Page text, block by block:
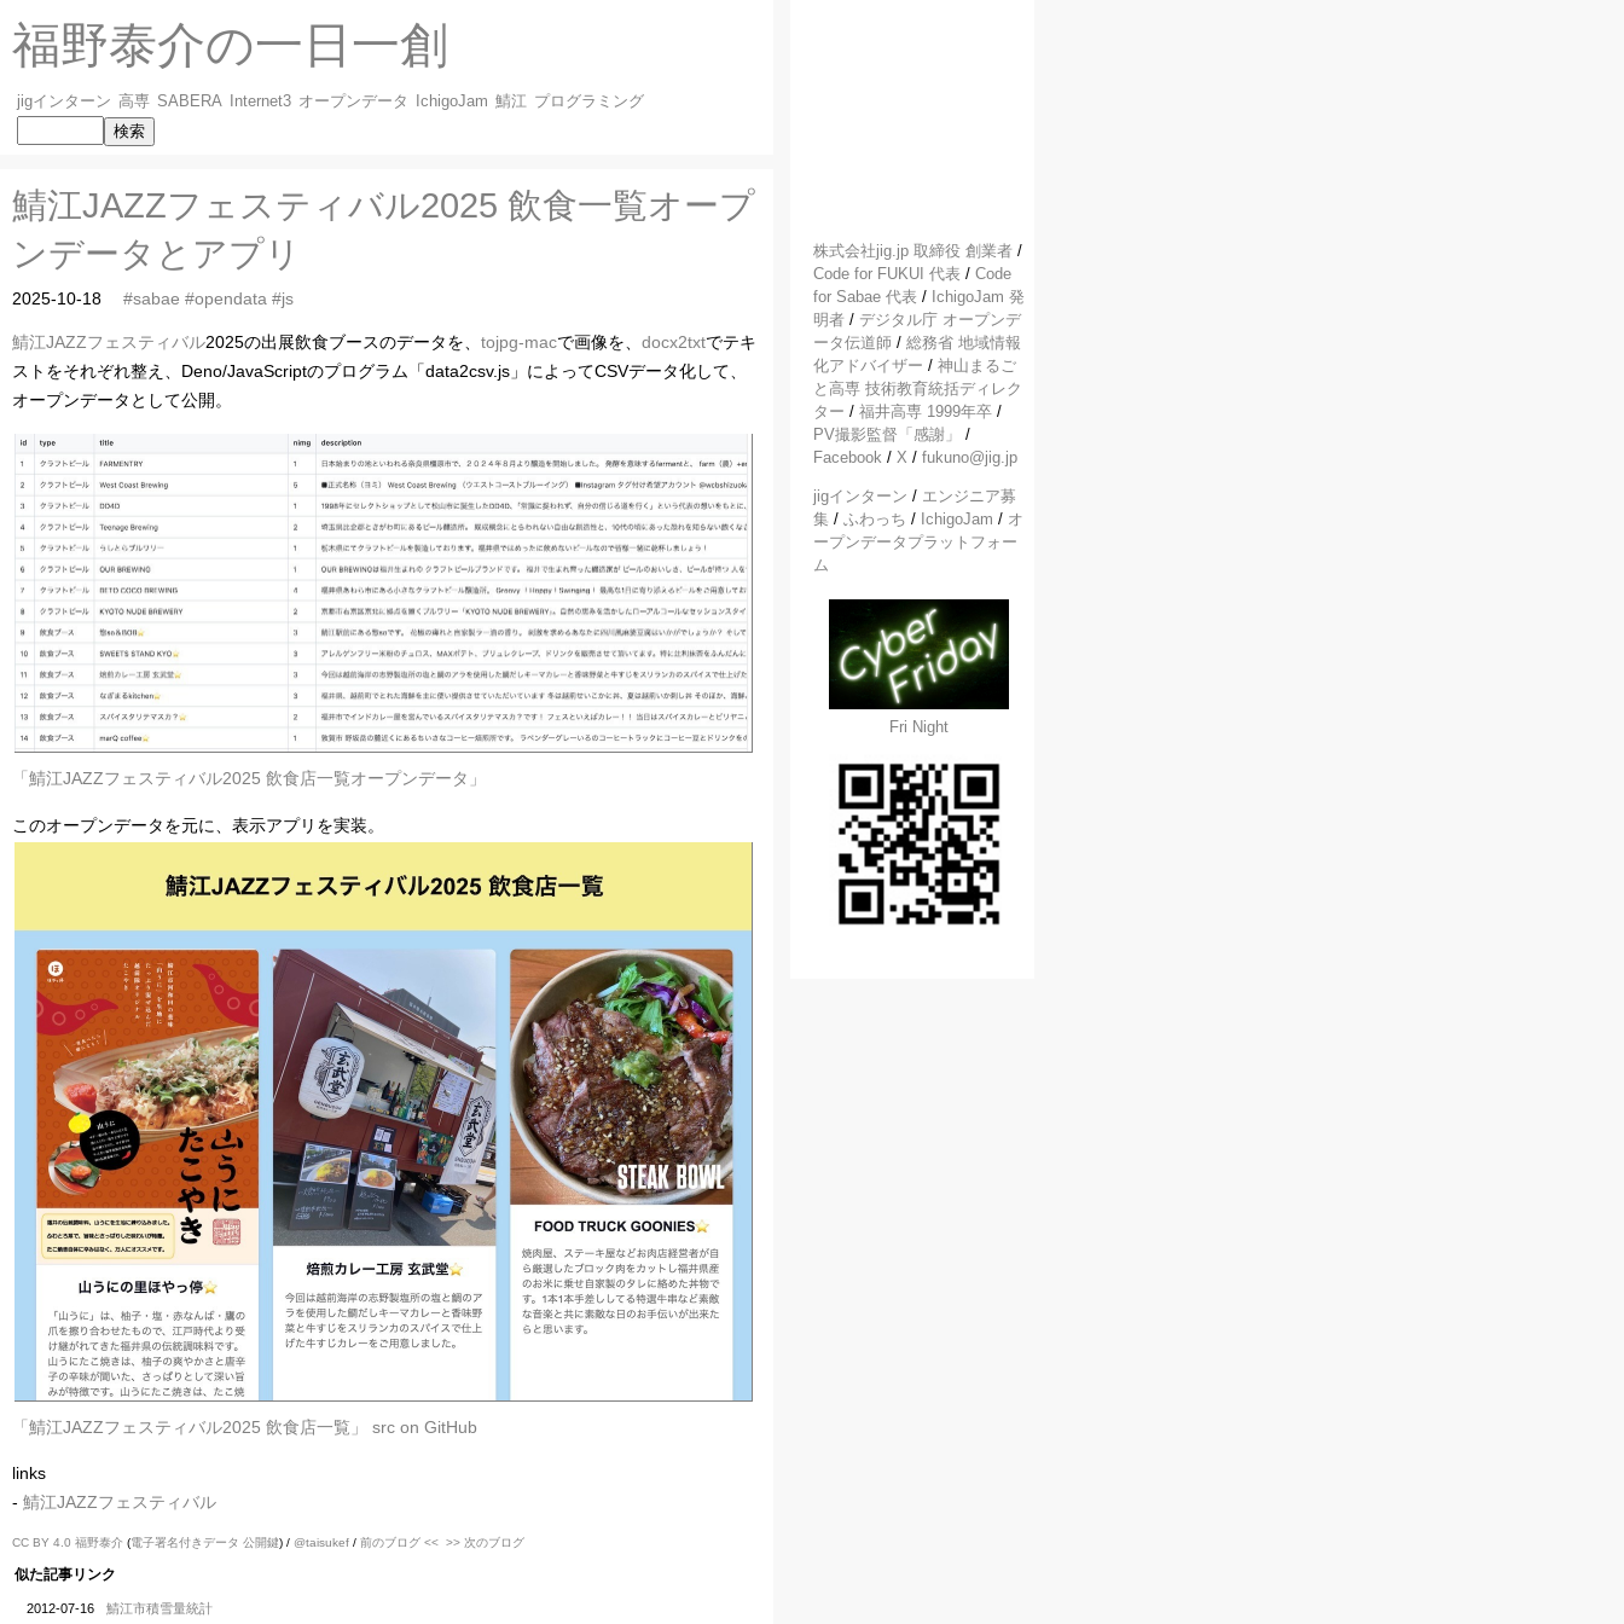
福野泰介の一日一創
jigインターン 高専 SABERA Internet3 オープンデータ IchigoJam 鯖江 プログラミング
鯖江JAZZフェスティバル2025 飲食一覧オープ
ンデータとアプリ
2025-10-18 #sabae #opendata #js
鯖江JAZZフェスティバル2025の出展飲食ブースのデータを、 tojpg-macで画像を、 docx2txtでテキ
ストをそれぞれ整え、Deno/JavaScriptのプログラム「data2csv.js」によってCSVデータ化して、
オープンデータとして公開。
「鯖江JAZZフェスティバル2025 飲食店一覧オープンデータ」
このオープンデータを元に、表示アプリを実装。
「鯖江JAZZフェスティバル2025 飲食店一覧」 src on GitHub
links
- 鯖江JAZZフェスティバル
CC BY 4.0 福野泰介 (電子署名付きデータ 公開鍵) / @taisukef / 前のブログ << >> 次のブログ
似た記事リンク
2012-07-16 鯖江市積雪量統計
株式会社jig.jp 取締役 創業者 /
Code for FUKUI 代表 / Code
for Sabae 代表 / IchigoJam 発
明者 / デジタル庁 オープンデ
ータ伝道師 / 総務省 地域情報
化アドバイザー / 神山まるご
と高専 技術教育統括ディレク
ター / 福井高専 1999年卒 /
PV撮影監督「感謝」
/
Facebook / X / fukuno@jig.jp
jigインターン / エンジニア募
集 / ふわっち / IchigoJam / オ
ープンデータプラットフォー
ム
Fri Night